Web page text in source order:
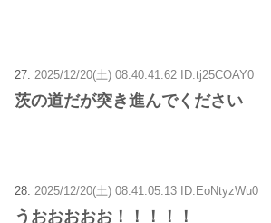
27: 2025/12/20(土) 08:40:41.62 ID:tj25COAY0
茨の道だが突き進んでください
28: 2025/12/20(土) 08:41:05.13 ID:EoNtyzWu0
うおおおおお！！！！！